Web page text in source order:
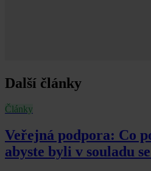
Další články
Články
Veřejná podpora: Co
abyste byli v souladu